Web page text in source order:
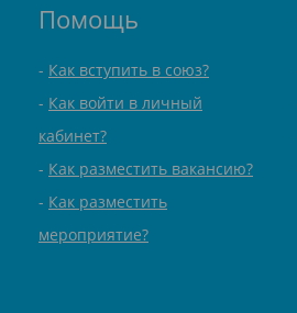
Помощь
Как вступить в союз?
Как войти в личный
кабинет?
Как разместить вакансию?
Как разместить
мероприятие?